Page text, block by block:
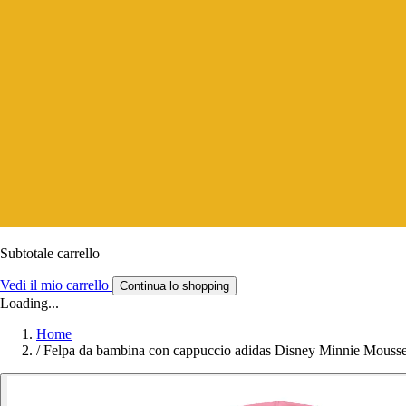
Subtotale carrello
Vedi il mio carrello Continua lo shopping
Loading...
Home
/ Felpa da bambina con cappuccio adidas Disney Minnie